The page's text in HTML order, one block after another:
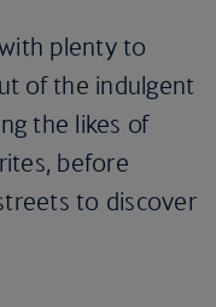
plenty to
of the indulgent
the likes of
before
to discover